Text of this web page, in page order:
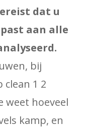
dat u
aan alle
bij
1 2
weet hoeveel
kamp, ​​en